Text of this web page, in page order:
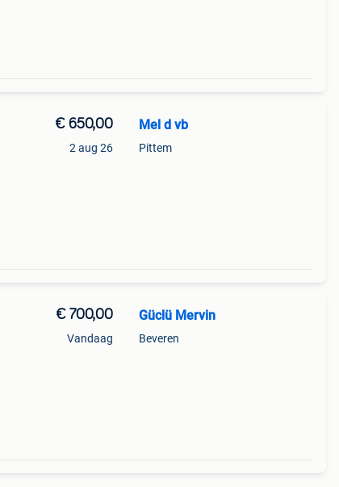
€ 650,00
2 aug 26
Mel d vb
Pittem
€ 700,00
Vandaag
Güclü Mervin
Beveren